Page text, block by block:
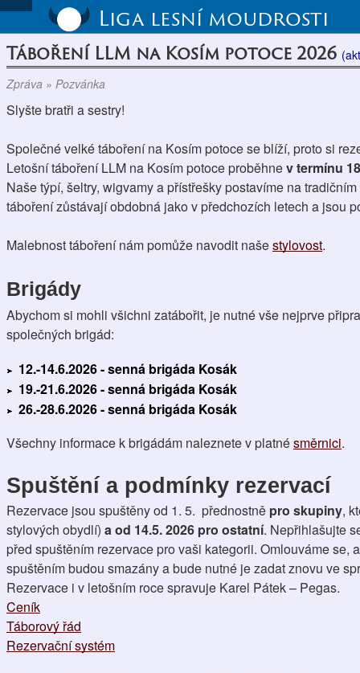
Liga lesní moudrosti
Táboření LLM na Kosím potoce 2026
Zpráva » Pozvánka
Slyšte bratři a sestry!
Společné velké táboření na Kosím potoce se blíží, proto si
Letošní táboření LLM na Kosím potoce proběhne v termínu
Naše týpí, šeltry, wigvamy a přístřešky postavíme na
táboření zůstávají obdobná jako v předchozích letech a jsou
Malebnost táboření nám pomůže navodit naše stylovost.
Brigády
Abychom si mohli všichni zatábořit, je nutné vše nejprve
společných brigád:
12.-14.6.2026 - senná brigáda Kosák
19.-21.6.2026 - senná brigáda Kosák
26.-28.6.2026 - senná brigáda Kosák
Všechny informace k brigádám naleznete v platné směrnici.
Spuštění a podmínky rezervací
Rezervace jsou spuštěny od 1. 5.  přednostně pro skupiny,
stylových obydlí) a od 14.5. 2026 pro ostatní. Nepřihlašujte
před spuštěním rezervace pro vaši kategorii. Omlouváme se,
spuštěním budou smazány a bude nutné je zadat znovu ve
Rezervace i v letošním roce spravuje Karel Pátek – Pegas.
Ceník
Táborový řád
Rezervační systém